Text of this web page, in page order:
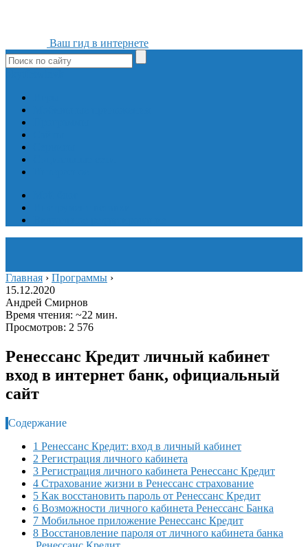
Ваш гид в интернете
Главная › Программы ›
15.12.2020
Андрей Смирнов
Время чтения: ~22 мин.
Просмотров: 2 576
Ренессанс Кредит личный кабинет
вход в интернет банк, официальный
сайт
Содержание
1 Ренессанс Кредит: вход в личный кабинет
2 Регистрация личного кабинета
3 Регистрация личного кабинета Ренессанс Кредит
4 Страхование жизни в Ренессанс страхование
5 Как восстановить пароль от Ренессанс Кредит
6 Возможности личного кабинета Ренессанс Банка
7 Мобильное приложение Ренессанс Кредит
8 Восстановление пароля от личного кабинета банка